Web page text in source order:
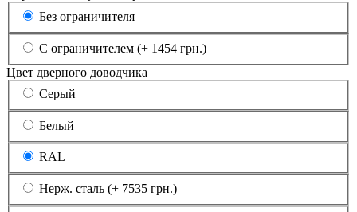
Без ограничителя
С ограничителем (+ 1454 грн.)
Цвет дверного доводчика
Серый
Белый
RAL
Нерж. сталь (+ 7535 грн.)